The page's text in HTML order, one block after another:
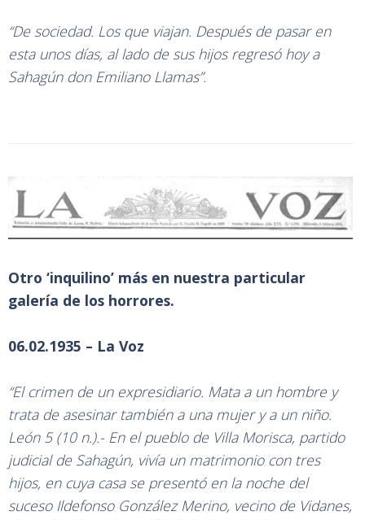
“De sociedad. Los que viajan. Después de pasar en
esta unos días, al lado de sus hijos regresó hoy a
Sahagún don Emiliano Llamas”.
Otro ‘inquilino’ más en nuestra particular
galería de los horrores.
06.02.1935 – La Voz
“El crimen de un expresidiario. Mata a un hombre y
trata de asesinar también a una mujer y a un niño.
León 5 (10 n.).- En el pueblo de Villa Morisca, partido
judicial de Sahagún, vivía un matrimonio con tres
hijos, en cuya casa se presentó en la noche del
suceso Ildefonso González Merino, vecino de Vidanes,